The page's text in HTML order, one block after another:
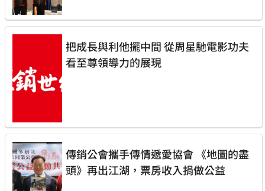
把成長與利他擺中間 從周星馳電影功夫
看至尊領導力的展現
傳銷公會攜手傳情遞愛協會 《地圖的盡
頭》再出江湖，票房收入捐做公益